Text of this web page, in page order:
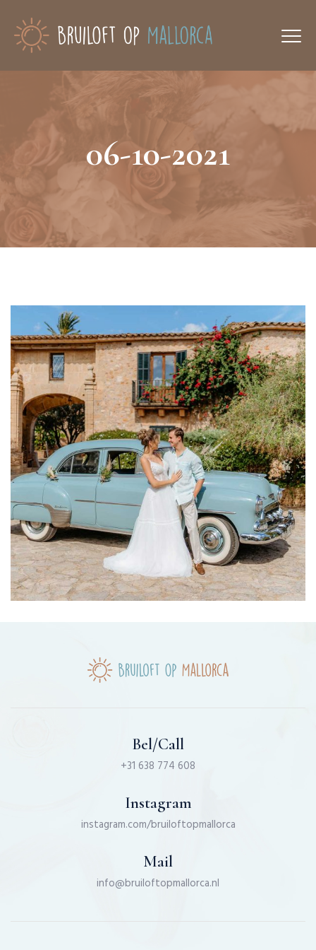
06-10-2021
Styled Wedding Shoot Fabien &
Bas
06-10-2021
Bel/Call
+31 638 774 608
Instagram
instagram.com/bruiloftopmallorca
Mail
info@bruiloftopmallorca.nl